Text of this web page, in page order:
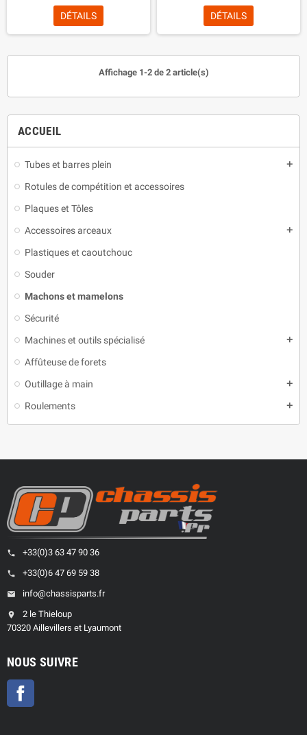
ACCUEIL
Tubes et barres plein add
Rotules de compétition et accessoires
Plaques et Tôles
Accessoires arceaux
add
Plastiques et caoutchouc
Souder
Machons et mamelons
Sécurité
Machines et outils spécialisé
add
Affûteuse de forets
Outillage à main
add
Roulements add
DÉTAILS DÉTAILS
Affichage 1-2 de 2 article(s)
phone +33(0)3 63 47 90 36
phone +33(0)6 47 69 59 38
email info@chassisparts.fr
location_on
2 le Thieloup
70320 Aillevillers et Lyaumont
NOUS SUIVRE